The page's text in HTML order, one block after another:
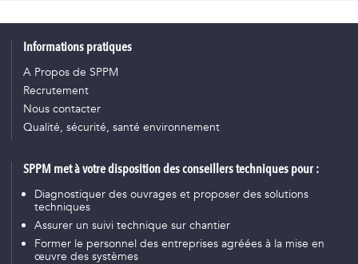
Informations pratiques
A Propos de SPPM
Recrutement
Nous contacter
Qualité, sécurité, santé environnement
SPPM met à votre disposition des conseillers techniques pour :
Diagnostiquer des ouvrages et proposer des solutions
techniques
Assurer un suivi technique sur chantier
Former le personnel des entreprises agréées à la mise en
œuvre des systèmes